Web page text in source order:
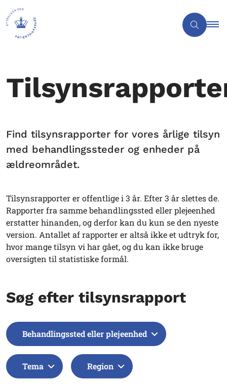
Find tilsynsrapporter for vores årlige tilsyn
med behandlingssteder og enheder på
ældreområdet.
Tilsynsrapporter er offentlige i 3 år. Efter 3 år slettes de.
Rapporter fra samme behandlingssted eller plejeenhed
erstatter hinanden, og derfor kan du kun se den nyeste
version. Antallet af rapporter er altså ikke et udtryk for,
hvor mange tilsyn vi har gået, og du kan ikke bruge
oversigten til statistiske formål.
Søg efter tilsynsrapport
Behandlingssted eller plejeenhed
Tema Region